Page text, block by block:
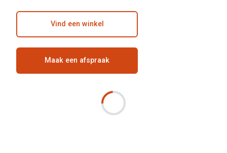
Vind een winkel
Maak een afspraak